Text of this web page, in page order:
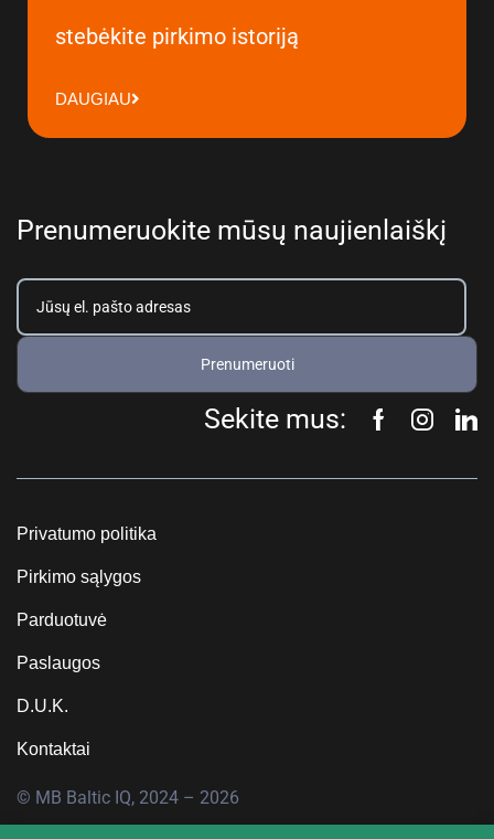
stebėkite pirkimo istoriją
DAUGIAU
Prenumeruokite mūsų naujienlaiškį
Prenumeruoti
Sekite mus:
Privatumo politika
Pirkimo sąlygos
Parduotuvė
Paslaugos
D.U.K.
Kontaktai
© MB Baltic IQ, 2024 – 2026